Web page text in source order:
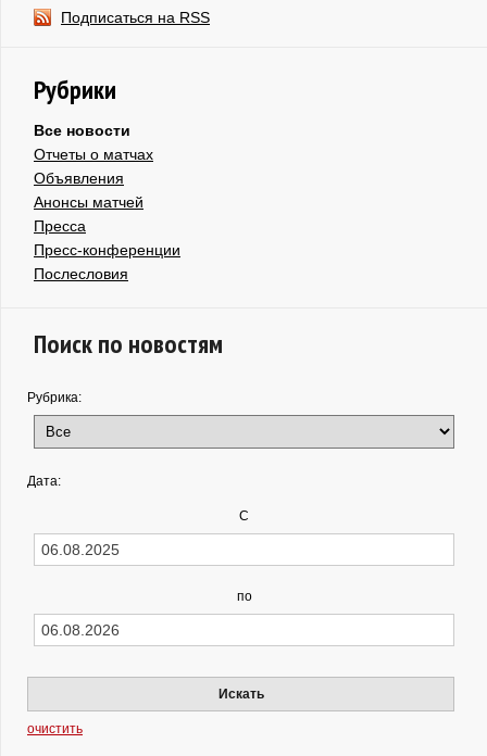
Подписаться на RSS
Рубрики
Все новости
Отчеты о матчах
Объявления
Анонсы матчей
Пресса
Пресс-конференции
Послесловия
Поиск по новостям
Рубрика:
Дата:
С
по
Искать
очистить